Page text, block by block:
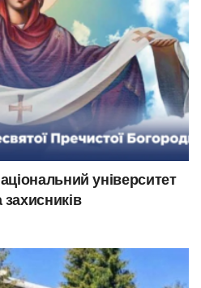
університет